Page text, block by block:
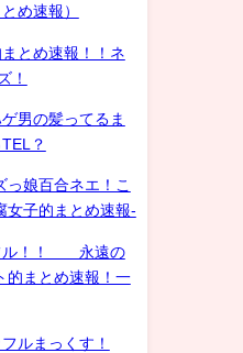
め速報）
とめ速報！！ネ
！
男の髪ってるま
？
っ娘百合ネエ！こ
女子的まとめ速報-
ル！！ 永遠の
まとめ速報！一
ルまっくす！